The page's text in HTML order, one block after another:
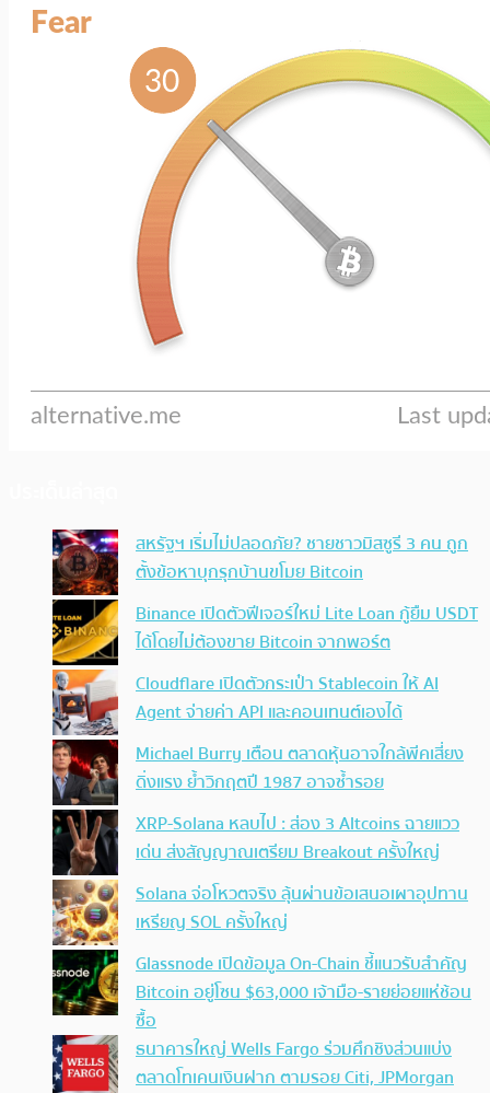
สหรัฐฯ เริ่มไม่ปลอดภัย? ชายชาวมิสซูรี 3 คน ถูก
ตั้งข้อหาบุกรุกบ้านขโมย Bitcoin
Binance เปิดตัวฟีเจอร์ใหม่ Lite Loan กู้ยืม USDT
ได้โดยไม่ต้องขาย Bitcoin จากพอร์ต
Cloudflare เปิดตัวกระเป๋า Stablecoin ให้ AI
Agent จ่ายค่า API และคอนเทนต์เองได้
Michael Burry เตือน ตลาดหุ้นอาจใกล้พีคเสี่ยง
ดิ่งแรง ย้ำวิกฤตปี 1987 อาจซ้ำรอย
XRP-Solana หลบไป : ส่อง 3 Altcoins ฉายแวว
เด่น ส่งสัญญาณเตรียม Breakout ครั้งใหญ่
Solana จ่อโหวตจริง ลุ้นผ่านข้อเสนอเผาอุปทาน
เหรียญ SOL ครั้งใหญ่
Glassnode เปิดข้อมูล On-Chain ชี้แนวรับสำคัญ
Bitcoin อยู่โซน $63,000 เจ้ามือ-รายย่อยแห่ช้อน
ซื้อ
ธนาคารใหญ่ Wells Fargo ร่วมศึกชิงส่วนแบ่ง
ตลาดโทเคนเงินฝาก ตามรอย Citi, JPMorgan